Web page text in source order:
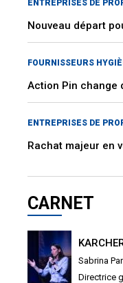
ENTREPRISES DE
Nouveau départ
FOURNISSEURS
Action Pin change
ENTREPRISES DE
Rachat majeur en
CARNET
Sabrina
Directrice